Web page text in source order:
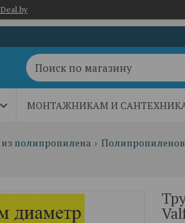
МОНТАЖНИКАМ И
полипропилена